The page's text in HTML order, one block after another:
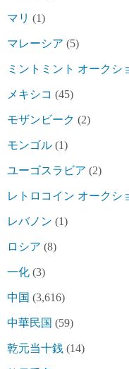
マリ (1)
マレーシア (5)
ミントミント オークシ
メキシコ (45)
モザンビーク (2)
モンゴル (1)
ユーゴスラビア (2)
レトロコイン オークシ
レバノン (1)
ロシア (8)
一化 (3)
中国 (3,616)
中華民国 (59)
乾元当十銭 (14)